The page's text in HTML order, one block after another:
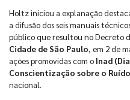
Holtz iniciou a explanação
a difusão dos seis manuais
público que resultou no Decreto
Cidade de São Paulo, em 2 de
ações promovidas com o Inad
Conscientização sobre o
nacional.